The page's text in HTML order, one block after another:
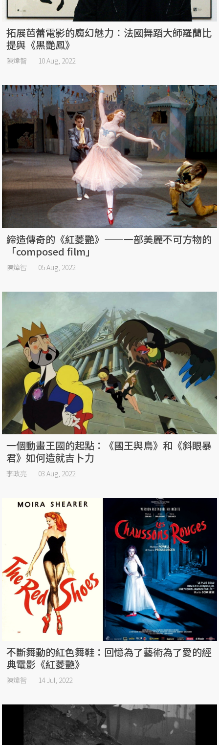
拓展芭蕾電影的魔幻魅力：法國舞蹈大師羅蘭比
提與《黑艷鳳》
陳煒智 10 Aug, 2022
締造傳奇的《紅菱艷》——一部美麗不可方物的
「composed film」
陳煒智 05 Aug, 2022
一個動畫王國的起點：《國王與鳥》和《斜眼暴
君》如何造就吉卜力
李政亮 03 Aug, 2022
不斷舞動的紅色舞鞋：回憶為了藝術為了愛的經
典電影《紅菱艷》
陳煒智 14 Jul, 2022